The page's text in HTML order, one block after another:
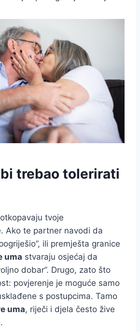
trebao tolerirati
tvoje
Ako te partner navodi da
ili premješta granice
uma stvaraju osjećaj da
dobar”. Drugo, zato što
povjerenje je moguće samo
s postupcima. Tamo
uma, riječi i djela često žive